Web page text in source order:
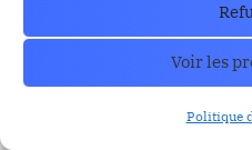
Voir les
Politique
Trust Wallet Permet